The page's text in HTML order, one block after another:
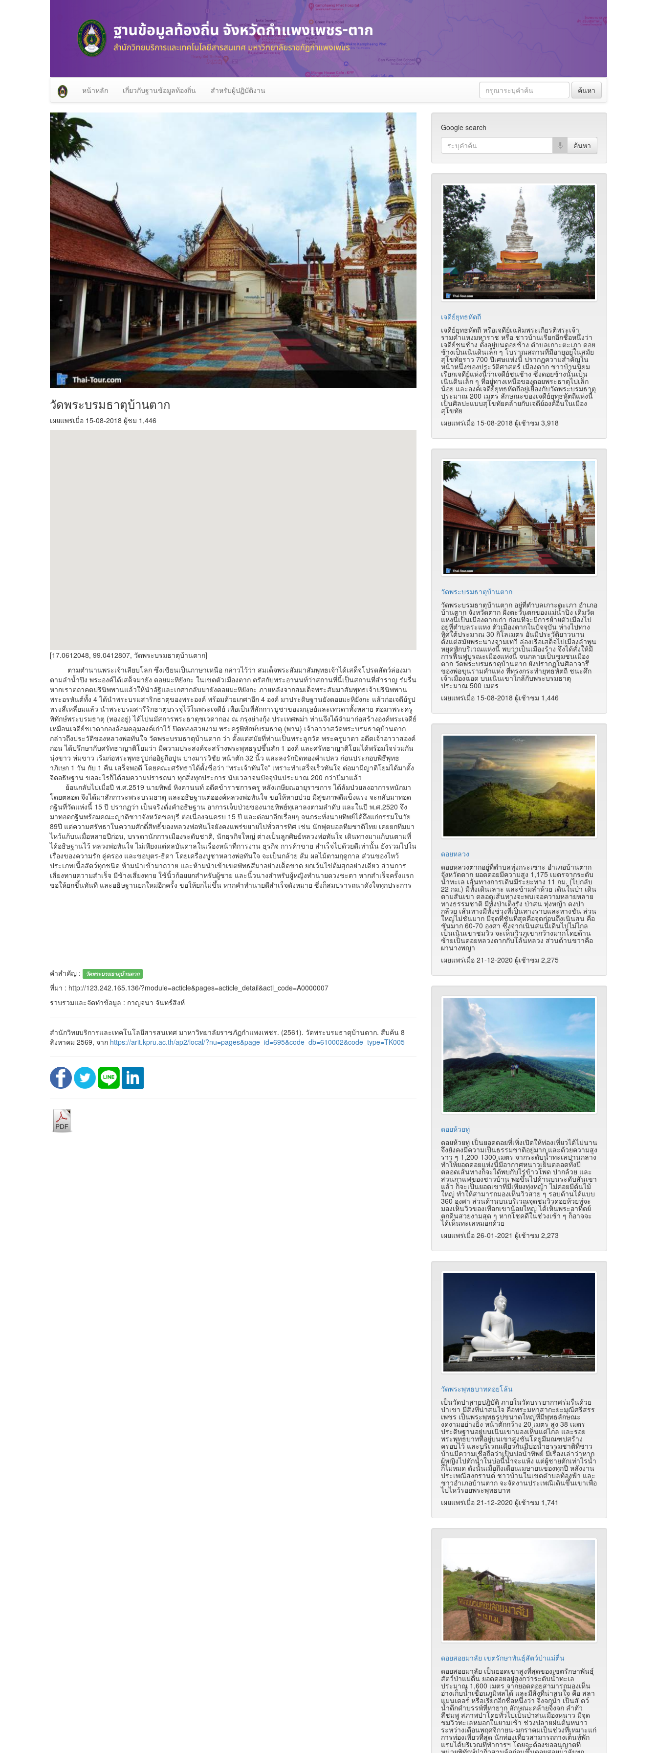
หน้าหลัก เกี่ยวกับฐานข้อมูลท้องถิ่น สำหรับผู้ปฏิบัติงาน ค้นหา
วัดพระบรมธาตุบ้านตาก
เผยแพร่เมื่อ 15-08-2018 ผู้ชม 1,446
[17.0612048, 99.0412807, วัดพระบรมธาตุบ้านตาก]
ตามตำนานพระเจ้าเลียบโลก ซึ่งเขียนเป็นภาษาเหนือ กล่าวไว้ว่า สมเด็จพระสัมมาสัมพุทธเจ้าได้เสด็จโปรดสัตว์ล่องมา
ตามลำน้ำปิง พระองค์ได้เสด็จมายัง ดอยมะหิยังกะ ในเขตตัวเมืองตาก ตรัสกับพระอานนท์ว่าสถานที่นี้เป็นสถานที่สำราญ ร่มรื่น
หากเราตถาคตปรินิพพานแล้วให้นำอัฐิและเกศากลับมายังดอยมะหิยังกะ ภายหลังจากสมเด็จพระสัมมาสัมพุทธเจ้าปรินิพพาน
พระอรหันต์ทั้ง 4 ได้นำพระบรมสาริกธาตุของพระองค์ พร้อมด้วยเกศาอีก 4 องค์ มาประดิษฐานยังดอยมะหิยังกะ แล้วก่อเจดีย์รูป
ทรงสี่เหลี่ยมแล้ว นำพระบรมสารีริกธาตุบรรจุไว้ในพระเจดีย์ เพื่อเป็นที่สักการบูชาของมนุษย์และเทวดาทั้งหลาย ต่อมาพระครู
พิทักษ์พระบรมธาตุ (ทองอยู่) ได้ไปนมัสการพระธาตุชเวดากอง ณ กรุงย่างกุ้ง ประเทศพม่า ท่านจึงได้จำมาก่อสร้างองค์พระเจดีย์
เหมือนเจดีย์ชเวดากองล้อมคลุมองค์เก่าไว้ ปิดทองสวยงาม พระครูพิทักษ์บรมธาตุ (พาน) เจ้าอาวาสวัดพระบรมธาตุบ้านตาก
กล่าวถึงประวัติของหลวงพ่อทันใจ วัดพระบรมธาตุบ้านตาก ว่า ตั้งแต่สมัยที่ท่านเป็นพระลูกวัด พระครูบาตา อดีตเจ้าอาวาสองค์
ก่อน ได้ปรึกษากับศรัทธาญาติโยมว่า มีความประสงค์จะสร้างพระพุทธรูปขึ้นสัก 1 องค์ และศรัทธาญาติโยมได้พร้อมใจร่วมกัน
นุ่งขาว ห่มขาว เริ่มก่อพระพุทธรูปก่ออิฐถือปูน ปางมารวิชัย หน้าตัก 32 นิ้ว และลงรักปิดทองคำเปลว ก่อนประกอบพิธีพุทธ
าภิเษก 1 วัน กับ 1 คืน เสร็จพอดี โดยคณะศรัทธาได้ตั้งชื่อว่า “พระเจ้าทันใจ” เพราะทำเสร็จเร็วทันใจ ต่อมามีญาติโยมได้มาตั้ง
จิตอธิษฐาน ขออะไรก็ได้สมความปรารถนา ทุกสิ่งทุกประการ นับเวลาจนปัจจุบันประมาณ 200 กว่าปีมาแล้ว
ย้อนกลับไปเมื่อปี พ.ศ.2519 นายทิพย์ หิงคานนท์ อดีตข้าราชการครู หลังเกษียณอายุราชการ ได้ล้มป่วยลงอาการหนักมา
โดยตลอด จึงได้มาสักการะพระบรมธาตุ และอธิษฐานต่อองค์หลวงพ่อทันใจ ขอให้หายป่วย มีสุขภาพดีแข็งแรง จะกลับมาทอด
กฐินที่วัดแห่งนี้ 15 ปี ปรากฏว่า เป็นจริงดั่งคำอธิษฐาน อาการเจ็บป่วยของนายทิพย์ทุเลาลงตามลำดับ และในปี พ.ศ.2520 จึง
มาทอดกฐินพร้อมคณะญาติชาวจังหวัดชลบุรี ต่อเนื่องจนครบ 15 ปี และต่อมาอีกเรื่อยๆ จนกระทั่งนายทิพย์ได้ถึงแก่กรรมในวัย
89ปี แต่ความศรัทธาในความศักดิ์สิทธิ์ของหลวงพ่อทันใจยังคงแพร่ขยายไปทั่วสารทิศ เช่น นักฟุตบอลทีมชาติไทย เคยยกทีมมา
ไหว้แก้บนเมื่อหลายปีก่อน, บรรดานักการเมืองระดับชาติ, นักธุรกิจใหญ่ ต่างเป็นลูกศิษย์หลวงพ่อทันใจ เดินทางมาแก้บนตามที่
ได้อธิษฐานไว้ หลวงพ่อทันใจ ไม่เพียงแต่ดลบันดาลในเรื่องหน้าที่การงาน ธุรกิจ การค้าขาย สำเร็จไปด้วยดีเท่านั้น ยังรวมไปใน
เรื่องของความรัก คู่ครอง และขอบุตร-ธิดา โดยเครื่องบูชาหลวงพ่อทันใจ จะเป็นกล้วย ส้ม ผลไม้ตามฤดูกาล ส่วนของไหว้
ประเภทเนื้อสัตว์ทุกชนิด ห้ามนำเข้ามาถวาย และห้ามนำเข้าเขตพัทธสีมาอย่างเด็ดขาด ยกเว้นไข่ต้มสุกอย่างเดียว ส่วนการ
เสี่ยงทายความสำเร็จ มีช้างเสี่ยงทาย ใช้นิ้วก้อยยกสำหรับผู้ชาย และนิ้วนางสำหรับผู้หญิงทำนายดวงชะตา หากสำเร็จครั้งแรก
ขอให้ยกขึ้นทันที และอธิษฐานยกใหม่อีกครั้ง ขอให้ยกไม่ขึ้น หากคำทำนายดีสำเร็จดังหมาย ซึ่งก็สมปรารถนาดังใจทุกประการ
คำสำคัญ : วัดพระบรมธาตุบ้านตาก
ที่มา : http://123.242.165.136/?module=acticle&pages=acticle_detail&acti_code=A0000007
รวบรวมและจัดทำข้อมูล : กาญจนา จันทร์สิงห์
สำนักวิทยบริการและเทคโนโลยีสารสนเทศ มาหาวิทยาลัยราชภัฏกำแพงเพชร. (2561). วัดพระบรมธาตุบ้านตาก. สืบค้น 8
สิงหาคม 2569, จาก https://arit.kpru.ac.th/ap2/local/?nu=pages&page_id=695&code_db=610002&code_type=TK005
Google search
เจดีย์ยุทธหัตถี
เจดีย์ยุทธหัตถี หรือเจดีย์เฉลิมพระเกียรติพระเจ้า
รามคำแหงมหาราช หรือ ชาวบ้านเรียกอีกชื่อหนึ่งว่า
เจดีย์ชนช้าง ตั้งอยู่บนดอยช้าง ตำบลเกาะตะเภา ดอย
ช้างเป็นเนินดินเล็ก ๆ โบราณสถานที่มีอายุอยู่ในสมัย
สุโขทัยราว 700 ปีเศษแห่งนี้ ปรากฏความสำคัญใน
หน้าหนึ่งของประวัติศาสตร์ เมืองตาก ชาวบ้านนิยม
เรียกเจดีย์แห่งนี้ว่าเจดีย์ชนช้าง ซึ่งดอยช้างนั้นเป็น
เนินดินเล็ก ๆ ที่อยู่ทางเหนือของดอยพระธาตุไปเล็ก
น้อย และองค์เจดีย์ยุทธหัตถีอยู่เยื้องกับวัดพระบรมธาตุ
ประมาณ 200 เมตร ลักษณะของเจดีย์ยุทธหัตถีแห่งนี้
เป็นศิลปะแบบสุโขทัยคล้ายกับเจดีย์องค์อื่นในเมือง
สุโขทัย
เผยแพร่เมื่อ 15-08-2018 ผู้เช้าชม 3,918
วัดพระบรมธาตุบ้านตาก
วัดพระบรมธาตุบ้านตาก อยู่ที่ตำบลเกาะตะเภา อำเภอ
บ้านตาก จังหวัดตาก ฝั่งตะวันตกของแม่น้ำปิง เดิมวัด
แห่งนี้เป็นเมืองตากเก่า ก่อนที่จะมีการย้ายตัวเมืองไป
อยู่ที่ตำบลระแหง ตัวเมืองตากในปัจจุบัน ห่างไปทาง
ทิศใต้ประมาณ 30 กิโลเมตร อันมีประวัติยาวนาน
ตั้งแต่สมัยพระนางจามเทวี ล่องเรือเสด็จไปเมืองลำพูน
หยุดพักบริเวณแห่งนี้ พบว่าเป็นเมืองร้าง จึงได้สั่งให้มี
การฟื้นฟูบูรณะเมืองแห่งนี้ จนกลายเป็นชุมชนเมือง
ตาก วัดพระบรมธาตุบ้านตาก ยังปรากฏในศิลาจารึ
ของพ่อขุนรามคำแหง ที่ทรงกระทำยุทธหัตถี ชนะศึก
เจ้าเมืองฉอด บนเนินเขาใกล้กับพระบรมธาตุ
ประมาณ 500 เมตร
เผยแพร่เมื่อ 15-08-2018 ผู้เช้าชม 1,446
ดอยหลวง
ดอยหลวงตากอยู่ที่ตำบลทุ่งกระเซาะ อำเภอบ้านตาก
จังหวัดตาก ยอดดอยมีความสูง 1,175 เมตรจากระดับ
น้ำทะเล เส้นทางการเดินมีระยะทาง 11 กม. (ไปกลับ
22 กม.) มีทั้งเดินเลาะ และข้ามลำห้วย เดินในป่า เดิน
ตามสันเขา ตลอดเส้นทางจะพบเจอความหลายหลาย
ทางธรรมชาติ มีทั้งป่าเต็งรัง ป่าสน ทุ่งหญ้า ดงป่า
กล้วย เส้นทางมีทั้งช่วงที่เป็นทางราบและทางชัน ส่วน
ใหญ่ไม่ชันมาก มีจุดที่ชันที่สุดคือจุดก่อนถึงเนินสน คือ
ชันมาก 60-70 องศา ซึ่งจากเนินสนนี้เดินไปไม่ไกล
เป็นเนินเขาชมวิว จะเห็นวิวภูเขากว้างมากโดยด้าน
ซ้ายเป็นดอยหลวงตากกับโล้นหลวง ส่วนด้านขวาคือ
ผานางพญา
เผยแพร่เมื่อ 21-12-2020 ผู้เช้าชม 2,275
ดอยห้วยทู่
ดอยห้วยทู่ เป็นยอดดอยที่เพิ่งเปิดให้ท่องเที่ยวได้ไม่นาน
จึงยังคงมีความเป็นธรรมชาติอยู่มาก และด้วยความสูง
ราว ๆ 1,200-1300 เมตร จากระดับน้ำทะเลปานกลาง
ทำให้ยอดดอยแห่งนี้มีอากาศหนาวเย็นตลอดทั้งปี
ตลอดเส้นทางก็จะได้พบกับไร่ข้าวโพด ป่ากล้วย และ
สวนกาแฟของชาวบ้าน พอขึ้นไปด้านบนระดับสันเขา
แล้ว ก็จะเป็นยอดเขาที่มีเพียงทุ่งหญ้า ไม่ค่อยมีต้นไม้
ใหญ่ ทำให้สามารถมองเห็นวิวสวย ๆ รอบด้านได้แบบ
360 องศา ส่วนด้านบนบริเวณจุดชมวิวดอยห้วยทู่จะ
มองเห็นวิวของเทือกเขาน้อยใหญ่ ได้เห็นพระอาทิตย์
ตกดินสวยงามสุด ๆ หากโชคดีในช่วงเช้า ๆ ก็อาจจะ
ได้เห็นทะเลหมอกด้วย
เผยแพร่เมื่อ 26-01-2021 ผู้เช้าชม 2,273
วัดพระพุทธบาทดอยโล้น
เป็นวัดป่าสายปฎิบัติ ภายในวัดบรรยากาศร่มรื่นด้วย
ป่าเขา มีสิ่งที่น่าสนใจ คือพระมหาสากะยะมุณีศรีสรร
เพชร เป็นพระพุทธรูปขนาดใหญ่ที่มีพุทธลักษณะ
งดงามอย่างยิ่ง หน้าตักกว้าง 20 เมตร สูง 38 เมตร
ประดิษฐานอยู่บนเนินเขามองเห็นแต่ไกล และรอย
พระพุทธบาทที่อยู่บนเขาสูงชันโดยมีมณฑปสร้าง
ครอบไว้ และบริเวณเดียวกันมีบ่อน้ำธรรมชาติที่ชาว
บ้านมีความเชื่อถือว่าเป็นบ่อน้ำทิพย์ มีเรื่องเล่าว่าหาก
ผู้หญิงไปตักน้ำในบ่อนี้น้ำจะแห้ง แต่ผู้ชายตักเท่าไรน้ำ
ก็ไม่หมด ดังนั้นเมื่อถึงเดือนเมษายนของทุกปี หลังงาน
ประเพณีสงกรานต์ ชาวบ้านในเขตตำบลท้องฟ้า และ
ชาวอำเภอบ้านตาก จะจัดงานประเพณีเดินขึ้นเขาเพื่อ
ไปไหว้รอยพระพุทธบาท
เผยแพร่เมื่อ 21-12-2020 ผู้เช้าชม 1,741
ดอยสอยมาลัย เขตรักษาพันธุ์สัตว์ป่าแม่ตื่น
ดอยสอยมาลัย เป็นยอดเขาสูงที่สุดของเขตรักษาพันธุ์
สัตว์ป่าแม่ตื่น ยอดดอยอยู่สูงกว่าระดับน้ำทะเล
ประมาณ 1,600 เมตร จากยอดดอยสามารถมองเห็น
อ่างเก็บน้ำเขื่อนภูมิพลได้ และมีสิ่งที่น่าสนใจ คือ สลา
แมนเดอร์ หรือเรียกอีกชื่อหนึ่งว่า จิ้งจกน้ำ เป็นสั ตว์
น้ำดึกดำบรรพ์ที่หายาก ลักษณะคล้ายจิ้งจก ลำตัว
สีชมพู สภาพป่าโดยทั่วไปเป็นป่าสนเมืองหนาว มีจุด
ชมวิวทะเลหมอกในยามเช้า ช่วงปลายฝนต้นหนาว
ระหว่างเดือนพฤศจิกายน-มกราคมเป็นช่วงที่เหมาะแก่
การท่องเที่ยวที่สุด นักท่องเที่ยวสามารถกางเต็นท์พัก
แรมได้บริเวณที่ทำการฯ โดยจะต้องขออนุญาตที่